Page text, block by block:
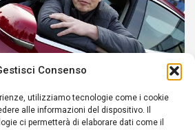
Consenso
utilizziamo tecnologie come i cookie
alle informazioni del dispositivo. Il
ci permetterà di elaborare dati come il